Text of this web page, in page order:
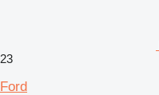
23
Ford